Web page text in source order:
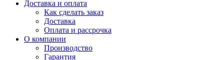
Доставка и оплата
Как сделать заказ
Доставка
Оплата и рассрочка
О компании
Производство
Гарантия